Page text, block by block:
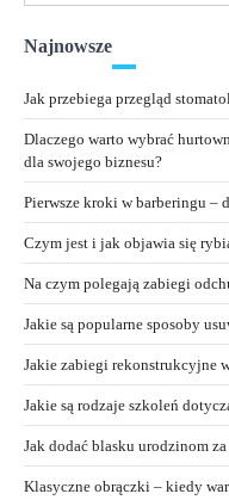
Najnowsze
Jak przebiega przegląd
Dlaczego warto wybrać
dla swojego biznesu?
Pierwsze kroki w barberingu –
Czym jest i jak objawia się
Na czym polegają zabiegi
Jakie są popularne sposoby
Jakie zabiegi rekonstrukcyjne
Jakie są rodzaje szkoleń
Jak dodać blasku urodzinom
Klasyczne obrączki – kiedy